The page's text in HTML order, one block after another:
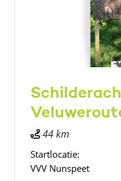
44 km
Startlocatie:
VVV Nunspeet